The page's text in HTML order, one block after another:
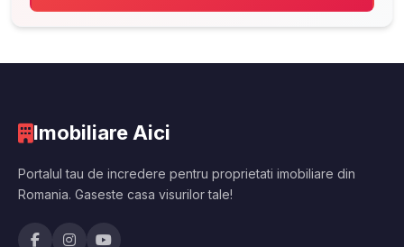
Imobiliare Aici
Portalul tau de incredere pentru proprietati imobiliare din
Romania. Gaseste casa visurilor tale!